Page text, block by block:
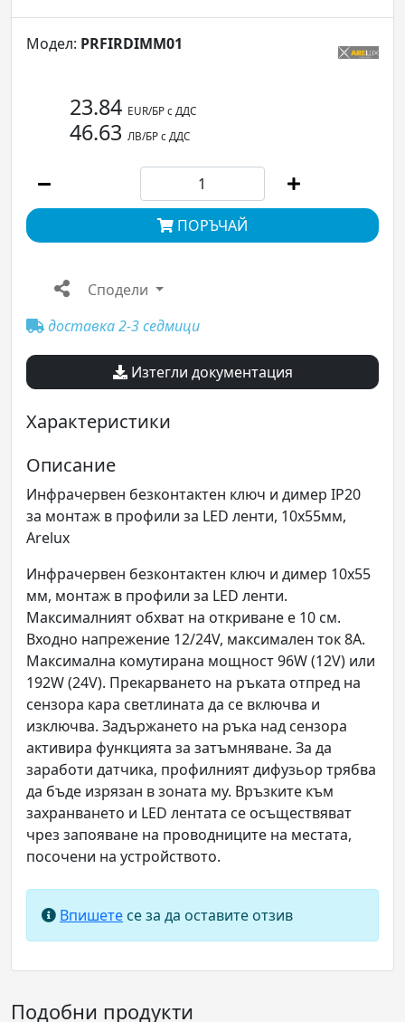
Модел: PRFIRDIMM01
23.84 EUR/БР с ДДС
46.63 ЛВ/БР с ДДС
ПОРЪЧАЙ
Сподели
доставка 2-3 седмици
Изтегли документация
Характеристики
Описание
Инфрачервен безконтактен ключ и димер IP20
за монтаж в профили за LED ленти, 10x55мм,
Arelux
Инфрачервен безконтактен ключ и димер 10х55
мм, монтаж в профили за LED ленти.
Максималният обхват на откриване е 10 см.
Входно напрежение 12/24V, максимален ток 8A.
Максимална комутирана мощност 96W (12V) или
192W (24V). Прекарването на ръката отпред на
сензора кара светлината да се включва и
изключва. Задържането на ръка над сензора
активира функцията за затъмняване. За да
заработи датчика, профилният дифузьор трябва
да бъде изрязан в зоната му. Връзките към
захранването и LED лентата се осъществяват
чрез запояване на проводниците на местата,
посочени на устройството.
Впишете се за да оставите отзив
Подобни продукти